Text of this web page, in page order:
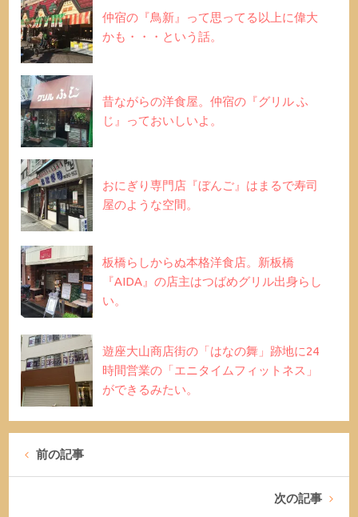
仲宿の『鳥新』って思ってる以上に偉大
かも・・・という話。
昔ながらの洋食屋。仲宿の『グリル ふ
じ』っておいしいよ。
おにぎり専門店『ぼんご』はまるで寿司
屋のような空間。
板橋らしからぬ本格洋食店。新板橋
『AIDA』の店主はつばめグリル出身らし
い。
遊座大山商店街の「はなの舞」跡地に24
時間営業の「エニタイムフィットネス」
ができるみたい。
前の記事
次の記事